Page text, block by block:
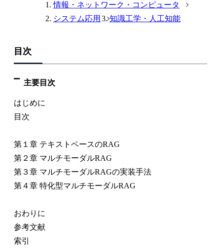
情報・ネットワーク・コンピュータ
システム応用
知識工学・人工知能
目次
主要目次
はじめに
目次
第１章 テキストベースのRAG
第２章 マルチモーダルRAG
第３章 マルチモーダルRAGの実装手法
第４章 特化型マルチモーダルRAG
おわりに
参考文献
索引